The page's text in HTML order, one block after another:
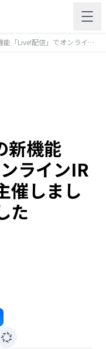
ンIRセミナーを企画〜主催しました！」を投稿しました
新機能
ラインIR
催しまし
た